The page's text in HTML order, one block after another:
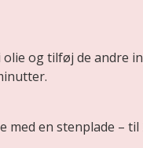
og tilføj de andre
med en stenplade – til